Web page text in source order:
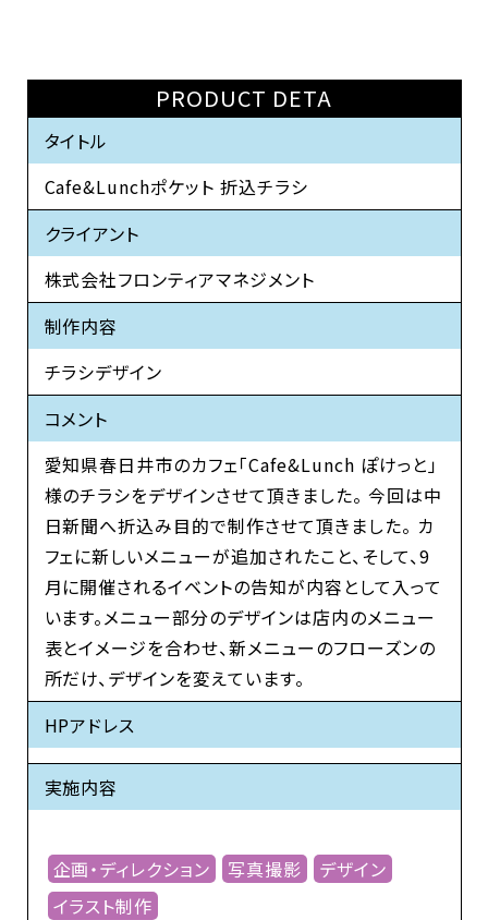
PRODUCT DETA
タイトル
Cafe&Lunchポケット 折込チラシ
クライアント
株式会社フロンティアマネジメント
制作内容
チラシデザイン
コメント
愛知県春日井市のカフェ「Cafe&Lunch ぽけっと」
様のチラシをデザインさせて頂きました。 今回は中
日新聞へ折込み目的で制作させて頂きました。 カ
フェに新しいメニューが追加されたこと、そして、9
月に開催されるイベントの告知が内容として入って
います。メニュー部分のデザインは店内のメニュー
表とイメージを合わせ、新メニューのフローズンの
所だけ、デザインを変えています。
HPアドレス
実施内容
企画・ディレクション 写真撮影
デザイン
イラスト制作